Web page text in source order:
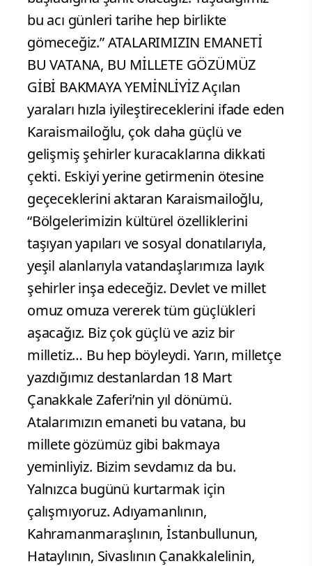
bu acı günleri tarihe hep birlikte
gömeceğiz.” ATALARIMIZIN EMANETİ
BU VATANA, BU MİLLETE GÖZÜMÜZ
GİBİ BAKMAYA YEMİNLİYİZ Açılan
yaraları hızla iyileştireceklerini ifade eden
Karaismailoğlu, çok daha güçlü ve
gelişmiş şehirler kuracaklarına dikkati
çekti. Eskiyi yerine getirmenin ötesine
geçeceklerini aktaran Karaismailoğlu,
“Bölgelerimizin kültürel özelliklerini
taşıyan yapıları ve sosyal donatılarıyla,
yeşil alanlarıyla vatandaşlarımıza layık
şehirler inşa edeceğiz. Devlet ve millet
omuz omuza vererek tüm güçlükleri
aşacağız. Biz çok güçlü ve aziz bir
milletiz… Bu hep böyleydi. Yarın, milletçe
yazdığımız destanlardan 18 Mart
Çanakkale Zaferi’nin yıl dönümü.
Atalarımızın emaneti bu vatana, bu
millete gözümüz gibi bakmaya
yeminliyiz. Bizim sevdamız da bu.
Yalnızca bugünü kurtarmak için
çalışmıyoruz. Adıyamanlının,
Kahramanmaraşlının, İstanbullunun,
Hataylının, Sivaslının Çanakkalelinin,